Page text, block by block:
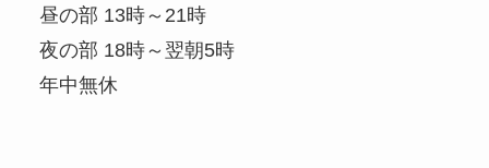
昼の部 13時～21時
夜の部 18時～翌朝5時
年中無休